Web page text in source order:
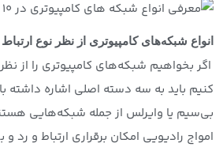
انواع شبکه‌های کامپیوتری از نظر نوع ارتباط
اگر بخواهیم شبکه‌های کامپیوتری را از
کنیم باید به سه دسته اصلی اشاره
بی‌سیم یا وایرلس از جمله شبکه‌هایی
امواج رادیویی امکان برقراری ارتباط و رد